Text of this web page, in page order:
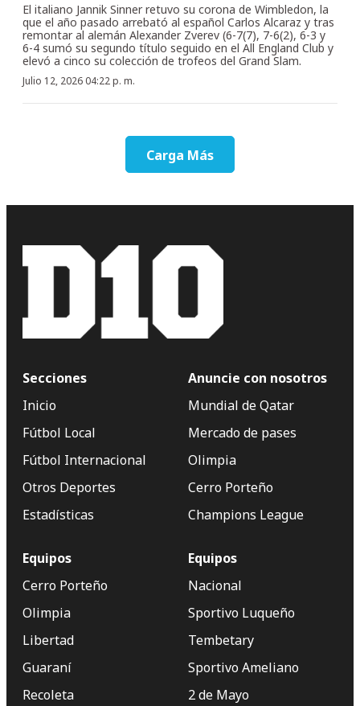
El italiano Jannik Sinner retuvo su corona de Wimbledon, la
que el año pasado arrebató al español Carlos Alcaraz y tras
remontar al alemán Alexander Zverev (6-7(7), 7-6(2), 6-3 y
6-4 sumó su segundo título seguido en el All England Club y
elevó a cinco su colección de trofeos del Grand Slam.
Julio 12, 2026 04:22 p. m.
Carga Más
Secciones
Inicio
Fútbol Local
Fútbol Internacional
Otros Deportes
Estadísticas
Anuncie con nosotros
Mundial de Qatar
Mercado de pases
Olimpia
Cerro Porteño
Champions League
Equipos
Cerro Porteño
Olimpia
Libertad
Guaraní
Recoleta
Equipos
Nacional
Sportivo Luqueño
Tembetary
Sportivo Ameliano
2 de Mayo